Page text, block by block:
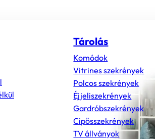
Tárolás
Komódok
Vitrines szekrények
Polcos szekrények
Éjjeliszekrények
Gardróbszekrények
Cipősszekrények
TV állványok